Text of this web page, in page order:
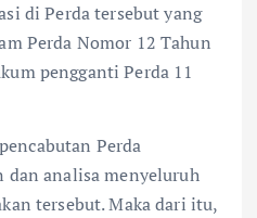
di Perda tersebut yang
Perda Nomor 12 Tahun
pengganti Perda 11
Perda
analisa menyeluruh
tersebut. Maka dari itu,